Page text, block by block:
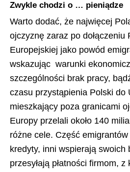
Zwykle chodzi o … pieniądze
Warto dodać, że najwięcej
ojczyznę zaraz po dołączeniu
Europejskiej jako powód
wskazując warunki
szczególności brak pracy,
czasu przystąpienia Polski do
mieszkający poza granicami
Europy przelali około 140
różne cele. Część emigrantów
kredyty, inni wspierają swoich
przesyłają płatności firmom,